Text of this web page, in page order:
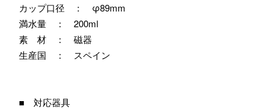
カップ口径 ： φ89mm
満水量 ： 200ml
素 材 ： 磁器
生産国 ： スペイン
■ 対応器具